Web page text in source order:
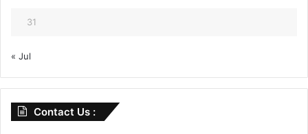
31
« Jul
Contact Us :